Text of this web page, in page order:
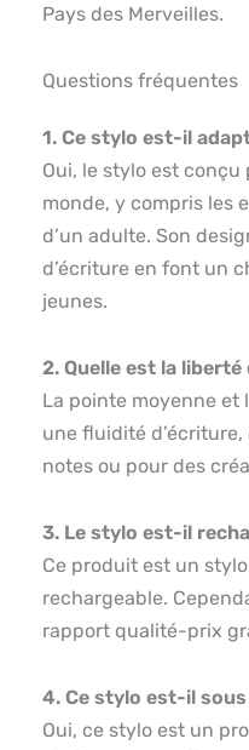
Pays des Merveilles.
Questions fréquentes
1. Ce stylo est-il
Oui, le stylo est
monde, y compris les
d’un adulte. Son
d’écriture en font un
jeunes.
2. Quelle est la liberté
La pointe moyenne et
une fluidité
notes ou pour des
3. Le stylo est-il
Ce produit est un
rechargeable.
rapport qualité-prix
4. Ce stylo est-il
Oui, ce stylo est un